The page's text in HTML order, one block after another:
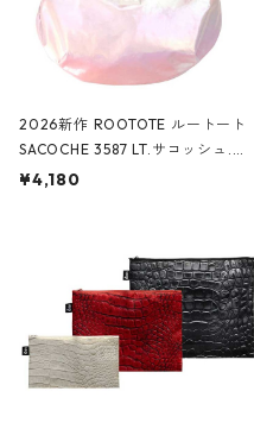
2026新作 ROOTOTE ルートート
SACOCHE 3587 LT.サコッシュ.ル
ミエ-B ショルダーバッグ グロスピ
¥4,180